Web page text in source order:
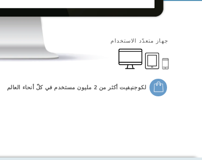
جهاز متعدّد الاستخدام
لكوجنيفيت أكثر من 2 مليون مستخدم في كلّ أنحاء العالم